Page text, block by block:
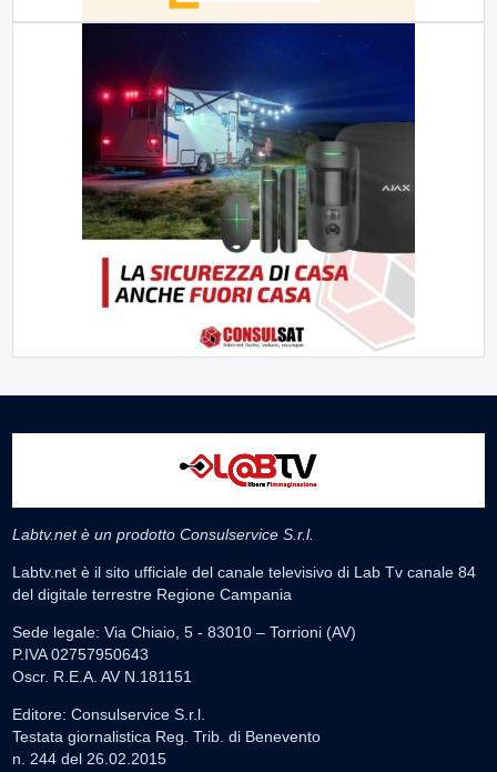
Labtv.net è un prodotto Consulservice S.r.l.
Labtv.net è il sito ufficiale del canale televisivo di Lab Tv canale 84
del digitale terrestre Regione Campania
Sede legale: Via Chiaio, 5 - 83010 – Torrioni (AV)
P.IVA 02757950643
Oscr. R.E.A. AV N.181151
Editore: Consulservice S.r.l.
Testata giornalistica Reg. Trib. di Benevento
n. 244 del 26.02.2015